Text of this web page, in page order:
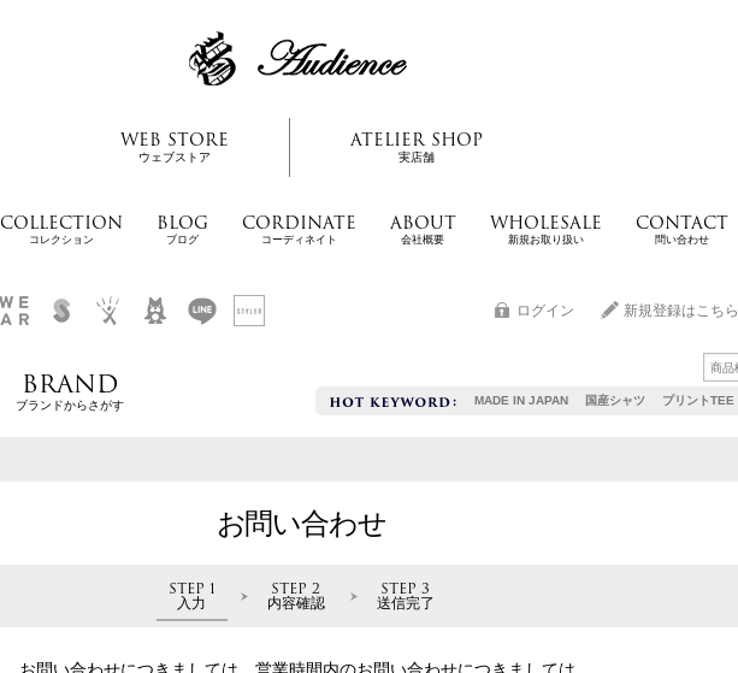
WEB STORE
ウェブストア
ATELIER SHOP
実店舗
COLLECTION
コレクション
BLOG
ブログ
CORDINATE
コーディネイト
ABOUT
会社概要
WHOLESALE
新規お取り扱い
CONTACT
問い合わせ
MADE IN JAPAN 国産シャツ プリントTEE
ログイン 新規登録はこちら
BRAND
ブランドからさがす
お問い合わせ
STEP 1
入力
STEP 2
内容確認
STEP 3
送信完了